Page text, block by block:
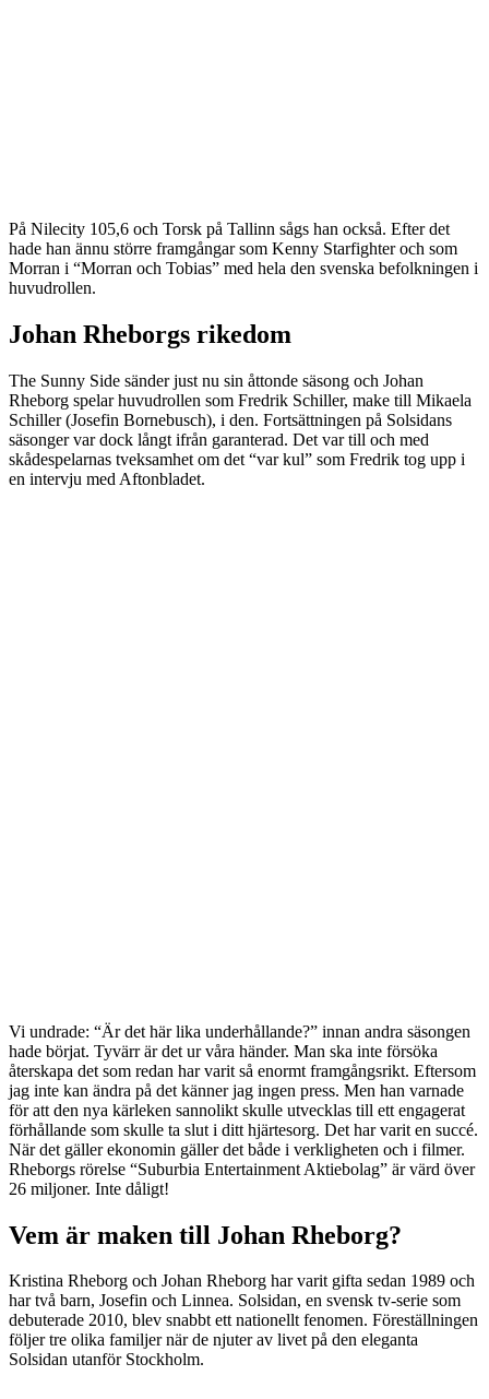
På Nilecity 105,6 och Torsk på Tallinn sågs han också. Efter det
hade han ännu större framgångar som Kenny Starfighter och som
Morran i “Morran och Tobias” med hela den svenska befolkningen i
huvudrollen.
Johan Rheborgs rikedom
The Sunny Side sänder just nu sin åttonde säsong och Johan
Rheborg spelar huvudrollen som Fredrik Schiller, make till Mikaela
Schiller (Josefin Bornebusch), i den. Fortsättningen på Solsidans
säsonger var dock långt ifrån garanterad. Det var till och med
skådespelarnas tveksamhet om det “var kul” som Fredrik tog upp i
en intervju med Aftonbladet.
Vi undrade: “Är det här lika underhållande?” innan andra säsongen
hade börjat. Tyvärr är det ur våra händer. Man ska inte försöka
återskapa det som redan har varit så enormt framgångsrikt. Eftersom
jag inte kan ändra på det känner jag ingen press. Men han varnade
för att den nya kärleken sannolikt skulle utvecklas till ett engagerat
förhållande som skulle ta slut i ditt hjärtesorg. Det har varit en succé.
När det gäller ekonomin gäller det både i verkligheten och i filmer.
Rheborgs rörelse “Suburbia Entertainment Aktiebolag” är värd över
26 miljoner. Inte dåligt!
Vem är maken till Johan Rheborg?
Kristina Rheborg och Johan Rheborg har varit gifta sedan 1989 och
har två barn, Josefin och Linnea. Solsidan, en svensk tv-serie som
debuterade 2010, blev snabbt ett nationellt fenomen. Föreställningen
följer tre olika familjer när de njuter av livet på den eleganta
Solsidan utanför Stockholm.